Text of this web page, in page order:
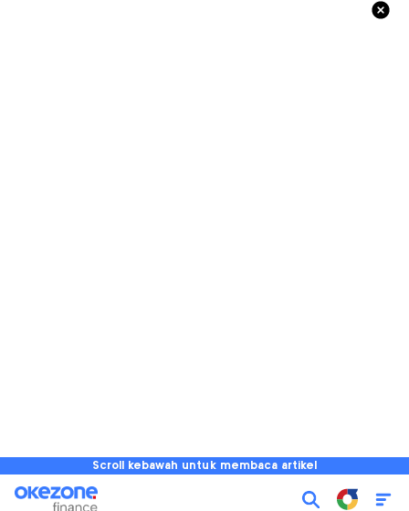
Scroll kebawah untuk membaca artikel